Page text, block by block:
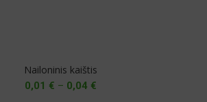
Nailoninis kaištis
0,01 € – 0,04 €Price